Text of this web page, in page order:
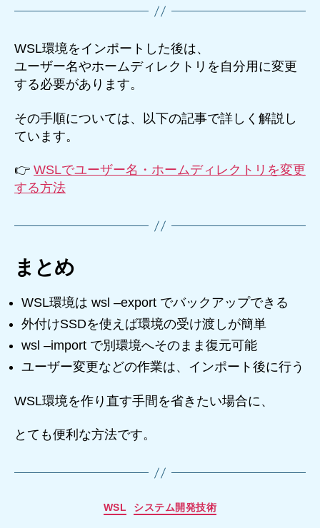
WSL環境をインポートした後は、
ユーザー名やホームディレクトリを自分用に変更
する必要があります。
その手順については、以下の記事で詳しく解説し
ています。
👉 WSLでユーザー名・ホームディレクトリを変更
する方法
まとめ
WSL環境は wsl –export でバックアップできる
外付けSSDを使えば環境の受け渡しが簡単
wsl –import で別環境へそのまま復元可能
ユーザー変更などの作業は、インポート後に行う
WSL環境を作り直す手間を省きたい場合に、
とても便利な方法です。
カ
WSL システム開発技術